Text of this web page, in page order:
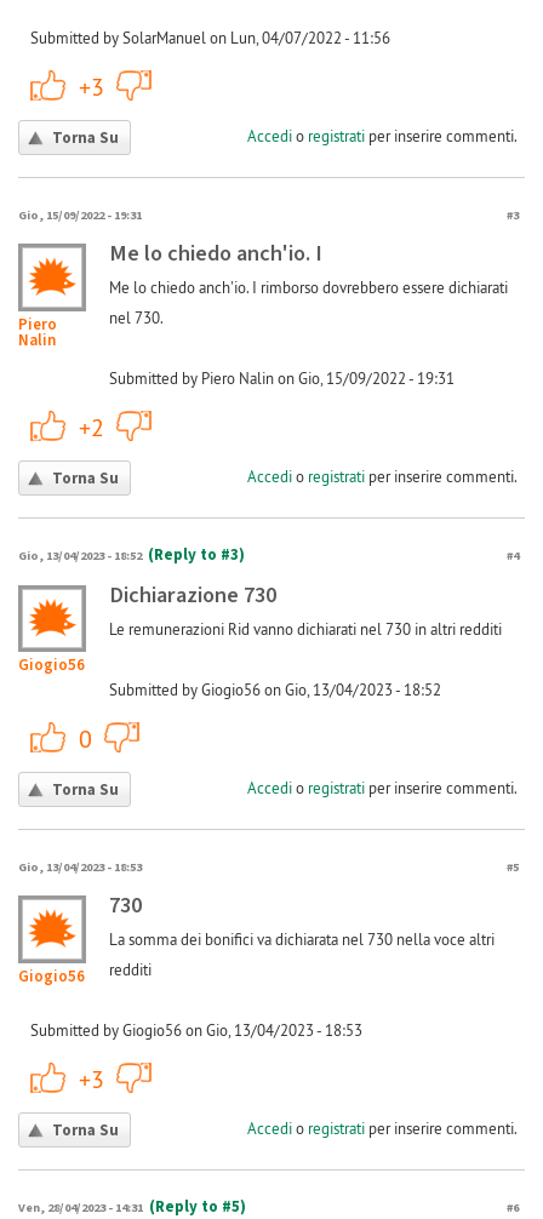
Submitted by SolarManuel on Lun, 04/07/2022 - 11:56
+3
Torna Su Accedio registratiper inserire commenti.
Gio, 15/09/2022 - 19:31 #3
Piero
Nalin
Me lo chiedo anch'io. I
Me lo chiedo anch'io. I rimborso dovrebbero essere dichiarati
nel 730.
Submitted by Piero Nalin on Gio, 15/09/2022 - 19:31
+2
Torna Su Accedio registratiper inserire commenti.
Gio, 13/04/2023 - 18:52 (Reply to #3) #4
Giogio56
Dichiarazione 730
Le remunerazioni Rid vanno dichiarati nel 730 in altri redditi
Submitted by Giogio56 on Gio, 13/04/2023 - 18:52
0
Torna Su Accedio registratiper inserire commenti.
Gio, 13/04/2023 - 18:53 #5
Giogio56
730
La somma dei bonifici va dichiarata nel 730 nella voce altri
redditi
Submitted by Giogio56 on Gio, 13/04/2023 - 18:53
+3
Torna Su Accedio registratiper inserire commenti.
Ven, 28/04/2023 - 14:31 (Reply to #5) #6